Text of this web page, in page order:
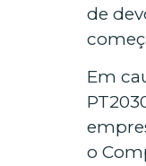
de
Em
o